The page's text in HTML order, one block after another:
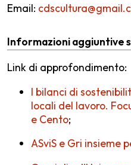
Email:
Informazioni aggiuntive
Link di approfondimento:
I bilanci di
locali del lavoro.
e Cento;
ASviS e Gri insieme